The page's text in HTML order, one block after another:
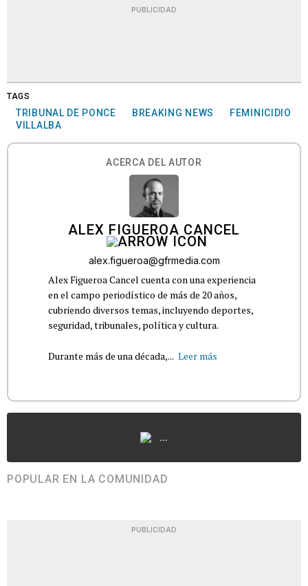
PUBLICIDAD
TAGS
TRIBUNAL DE PONCE BREAKING NEWS
FEMINICIDIO
VILLALBA
ACERCA DEL AUTOR
ALEX FIGUEROA CANCEL
alex.figueroa@gfrmedia.com
Alex Figueroa Cancel cuenta con una experiencia
en el campo periodístico de más de 20 años,
cubriendo diversos temas, incluyendo deportes,
seguridad, tribunales, política y cultura.
Durante más de una década,... Leer más
...
POPULAR EN LA COMUNIDAD
PUBLICIDAD